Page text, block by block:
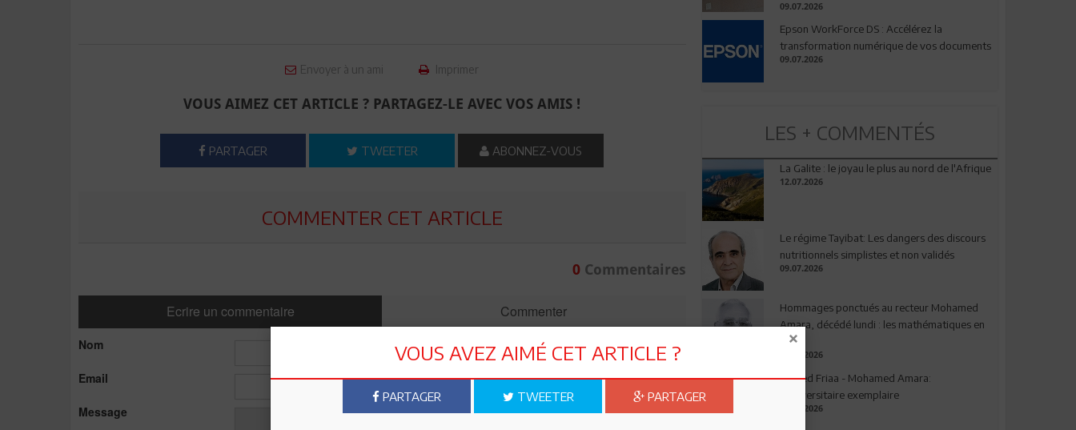
Envoyer à un ami Imprimer
VOUS AIMEZ CET ARTICLE ? PARTAGEZ-LE AVEC VOS AMIS !
PARTAGER TWEETER ABONNEZ-VOUS
COMMENTER CET ARTICLE
0Commentaires
Ecrire un commentaire Commenter
Nom
Email
Message
09.07.2026
Epson WorkForce DS : Accélérez la
transformation numérique de vos documents
09.07.2026
LES + COMMENTÉS
La Galite : le joyau le plus au nord de l'Afrique
12.07.2026
Le régime Tayibat: Les dangers des discours
nutritionnels simplistes et non validés
09.07.2026
Hommages ponctués au recteur Mohamed
Amara, décédé lundi : les mathématiques en
deuil
03.08.2026
Ahmed Friaa - Mohamed Amara:
l’Universitaire exemplaire
04.08.2026
VOUS AVEZ AIMÉ CET ARTICLE ?
PARTAGER TWEETER PARTAGER